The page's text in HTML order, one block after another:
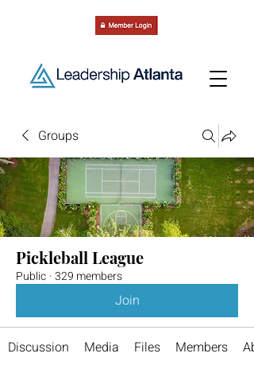
Groups
Pickleball League
Public ·329 members
Join
Discussion Media Files Members